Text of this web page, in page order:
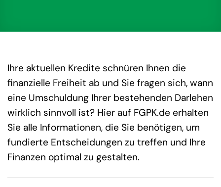
Ihre aktuellen Kredite schnüren Ihnen die
finanzielle Freiheit ab und Sie fragen sich, wann
eine Umschuldung Ihrer bestehenden Darlehen
wirklich sinnvoll ist? Hier auf FGPK.de erhalten
Sie alle Informationen, die Sie benötigen, um
fundierte Entscheidungen zu treffen und Ihre
Finanzen optimal zu gestalten.